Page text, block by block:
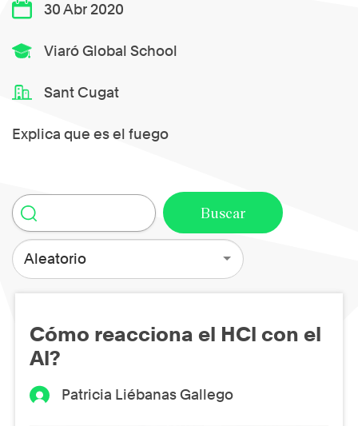
30 Abr 2020
Viaró Global School
Sant Cugat
Explica que es el fuego
Aleatorio
Cómo reacciona el HCl con el
Al?
Patricia Liébanas Gallego